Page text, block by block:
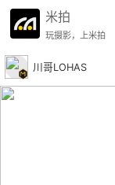
米拍
玩摄影，上米拍
川哥LOHAS